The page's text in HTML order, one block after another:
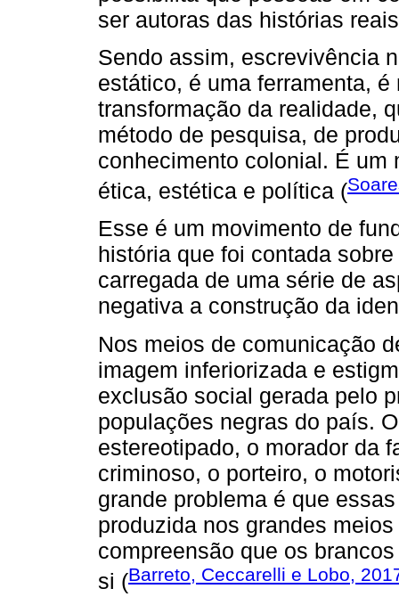
ser autoras das histórias
Sendo assim, escrevivência
estático, é uma ferramenta,
transformação da realidade,
método de pesquisa, de
conhecimento colonial. É um
ética, estética e política (
Esse é um movimento de
história que foi contada
carregada de uma série de
negativa a construção da
Nos meios de comunicação
imagem inferiorizada e
exclusão social gerada pelo
populações negras do país.
estereotipado, o morador da
criminoso, o porteiro, o
grande problema é que
produzida nos grandes
compreensão que os
si (Barreto, Ceccarelli e Lobo,